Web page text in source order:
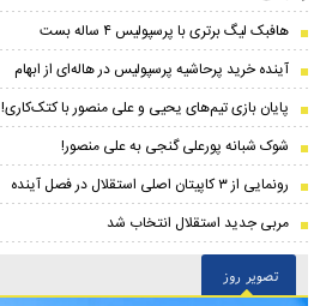
هافبک لیگ برتری با پرسپولیس ۴ ساله بست
آینده خرید پرحاشیه‌ پرسپولیس در هاله‌ای از ابهام
پایان بازی تیم‌های یحیی و علی منصور با کتک‌کاری!
شوک شبانه پورعلی گنجی به علی منصور!
رونمایی از ۳ کاپیتان اصلی استقلال در فصل آینده
مربی جدید استقلال انتخاب شد
تصویر روز